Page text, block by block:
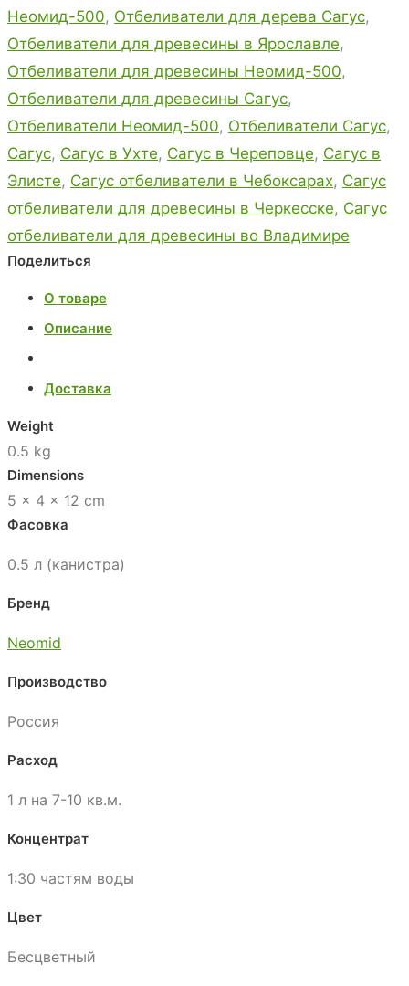
Неомид-500, Отбеливатели для дерева Сагус,
Отбеливатели для древесины в Ярославле,
Отбеливатели для древесины Неомид-500,
Отбеливатели для древесины Сагус,
Отбеливатели Неомид-500, Отбеливатели Сагус,
Сагус, Сагус в Ухте, Сагус в Череповце, Сагус в
Элисте, Сагус отбеливатели в Чебоксарах, Сагус
отбеливатели для древесины в Черкесске, Сагус
отбеливатели для древесины во Владимире
Поделиться
О товаре
Описание
Доставка
Weight
0.5 kg
Dimensions
5 × 4 × 12 cm
Фасовка
0.5 л (канистра)
Бренд
Neomid
Производство
Россия
Расход
1 л на 7-10 кв.м.
Концентрат
1:30 частям воды
Цвет
Бесцветный